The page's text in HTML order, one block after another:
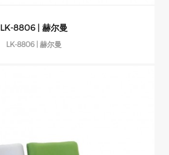
LK-8806 | 赫尔曼
LK-8806 | 赫尔曼